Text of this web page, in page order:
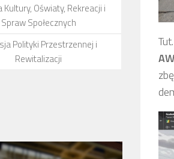
Kultury, Oświaty, Rekreacji i
Spraw Społecznych
Polityki Przestrzennej i
Rewitalizacji